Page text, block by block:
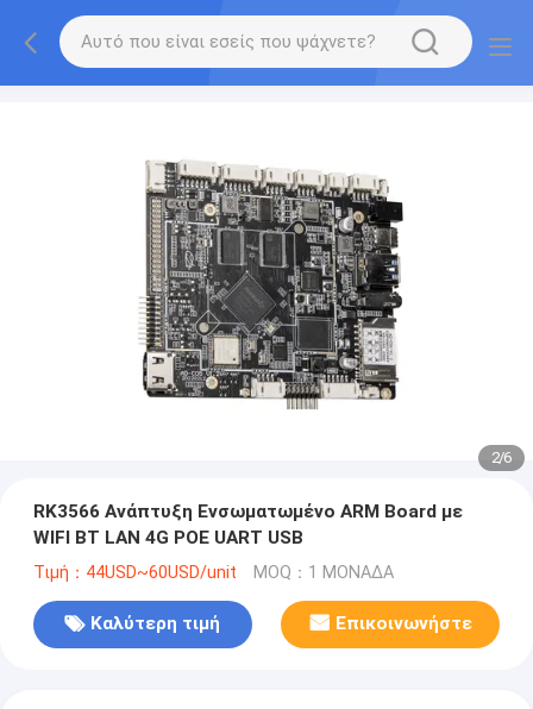
2/6
RK3566 Ανάπτυξη Ενσωματωμένο ARM Board με
WIFI BT LAN 4G POE UART USB
Τιμή：44USD~60USD/unit MOQ：1 ΜΟΝΑΔΑ
Καλύτερη τιμή Επικοινωνήστε